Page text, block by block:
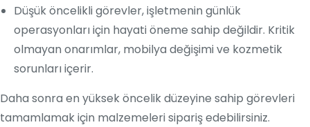
Düşük öncelikli görevler, işletmenin günlük
operasyonları için hayati öneme sahip değildir. Kritik
olmayan onarımlar, mobilya değişimi ve kozmetik
sorunları içerir.
Daha sonra en yüksek öncelik düzeyine sahip görevleri
tamamlamak için malzemeleri sipariş edebilirsiniz.